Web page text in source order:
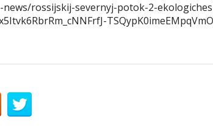
rossijskij-severnyj-potok-2-